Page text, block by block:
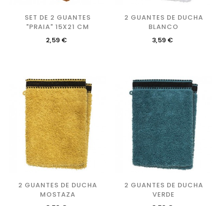
SET DE 2 GUANTES
"PRAIA" 15X21 CM
Precio
2,59 €
2 GUANTES DE DUCHA
BLANCO
Precio
3,59 €
2 GUANTES DE DUCHA
MOSTAZA
2 GUANTES DE DUCHA
VERDE